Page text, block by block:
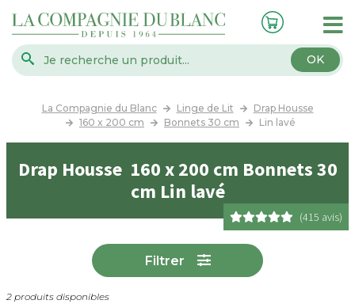
OK
La Compagnie du Blanc Linge de Lit
Drap Housse
160 x 200 cm
Bonnets 30 cm Lin lavé
Drap Housse 160 x 200 cm Bonnets 30
cm Lin lavé
(415 avis)
Filtrer
2 produits disponibles